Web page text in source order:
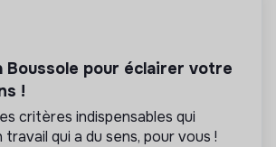
Boussole pour éclairer votre
!
critères indispensables qui
qui a du sens, pour vous !